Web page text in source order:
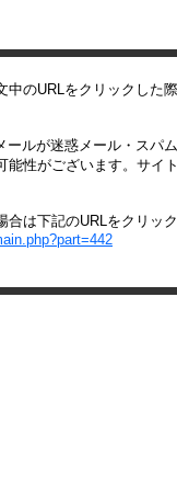
中のURLをクリックした
ールが迷惑メール・スパ
能性がございます。サイ
合は下記のURLをクリッ